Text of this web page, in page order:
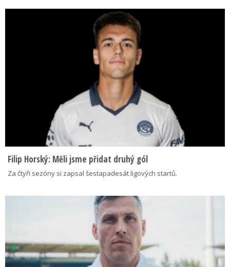
Filip Horský: Měli jsme přidat druhý gól
Za čtyři sezóny si zapsal šestapadesát ligových startů.